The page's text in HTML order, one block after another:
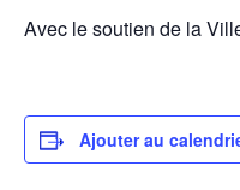
Avec le soutien de la
Ajouter au